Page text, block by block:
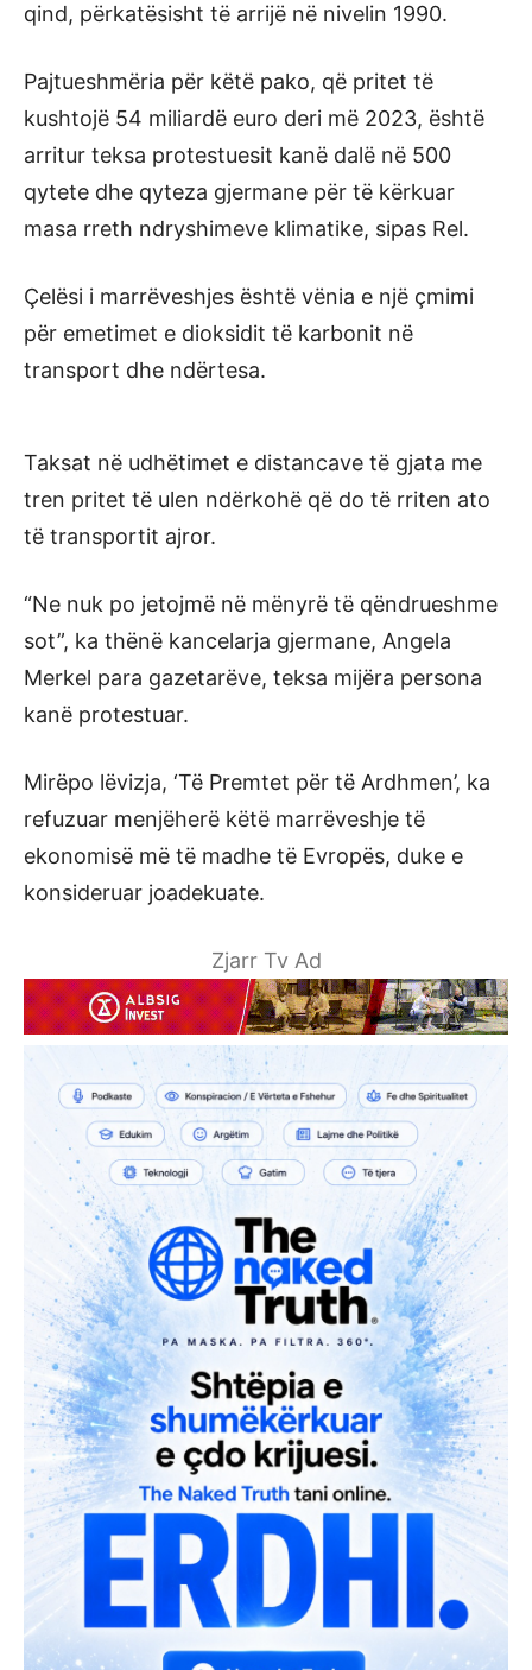
qind, përkatësisht të arrijë në nivelin 1990.
Pajtueshmëria për këtë pako, që pritet të
kushtojë 54 miliardë euro deri më 2023, është
arritur teksa protestuesit kanë dalë në 500
qytete dhe qyteza gjermane për të kërkuar
masa rreth ndryshimeve klimatike, sipas Rel.
Çelësi i marrëveshjes është vënia e një çmimi
për emetimet e dioksidit të karbonit në
transport dhe ndërtesa.
Taksat në udhëtimet e distancave të gjata me
tren pritet të ulen ndërkohë që do të rriten ato
të transportit ajror.
“Ne nuk po jetojmë në mënyrë të qëndrueshme
sot”, ka thënë kancelarja gjermane, Angela
Merkel para gazetarëve, teksa mijëra persona
kanë protestuar.
Mirëpo lëvizja, ‘Të Premtet për të Ardhmen’, ka
refuzuar menjëherë këtë marrëveshje të
ekonomisë më të madhe të Evropës, duke e
konsideruar joadekuate.
Zjarr Tv Ad